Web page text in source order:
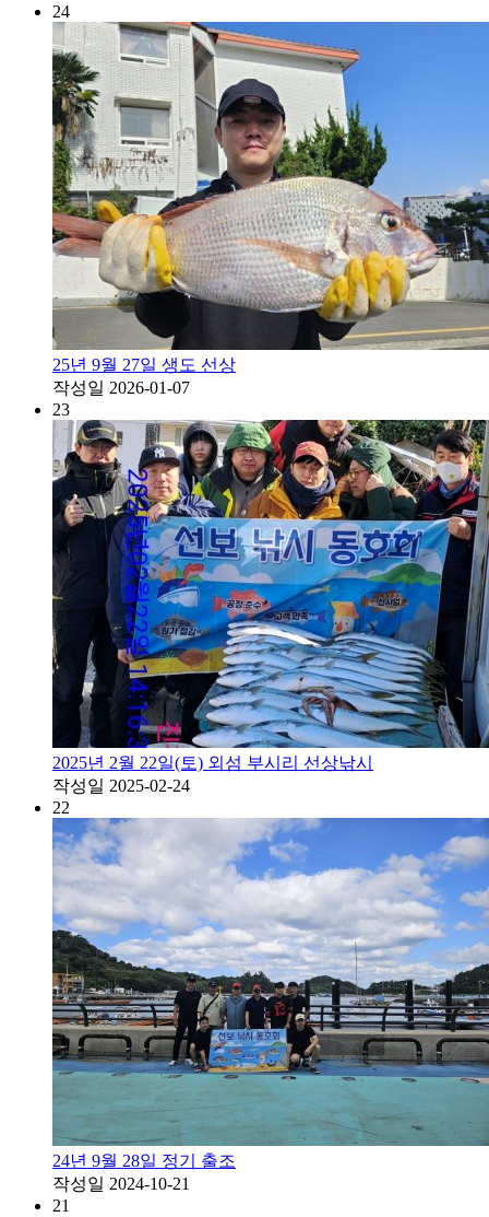
24
25년 9월 27일 생도 선상
작성일 2026-01-07
23
2025년 2월 22일(토) 외섬 부시리 선상낚시
작성일 2025-02-24
22
24년 9월 28일 정기 출조
작성일 2024-10-21
21